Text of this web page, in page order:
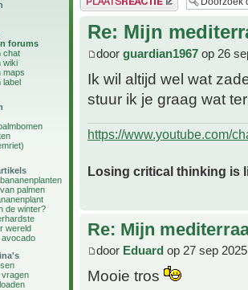
forums
chat
wiki
maps
label
palmen
de winter?
wereld
avocado
vragen
Re: Mijn
door guardian1967 op 26
Ik wil altijd wel wat
stuur ik je graag wat
https://www.youtube.com/
Losing critical thinking is
Re: Mijn
door Eduard op 27 sep
Mooie tros